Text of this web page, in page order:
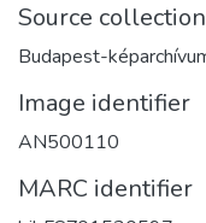
Source collection
Budapest-
Image identifier
AN500110
MARC identifier